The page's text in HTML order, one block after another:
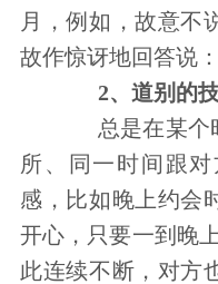
月，例如，故意不
故作惊讶地回答说
2、道别的
总是在某个
所、同一时间跟
感，比如晚上约会
开心，只要一到晚
此连续不断，对方